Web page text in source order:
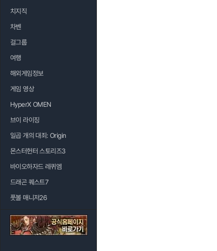
치지직
차벤
걸그룹
여행
해외게임정보
게임 영상
HyperX OMEN
브이 라이징
일곱 개의 대죄: Origin
몬스터헌터 스토리즈3
바이오하자드 레퀴엠
드래곤 퀘스트7
풋볼 매니저26